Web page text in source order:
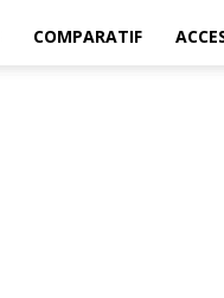
COMPARATIF